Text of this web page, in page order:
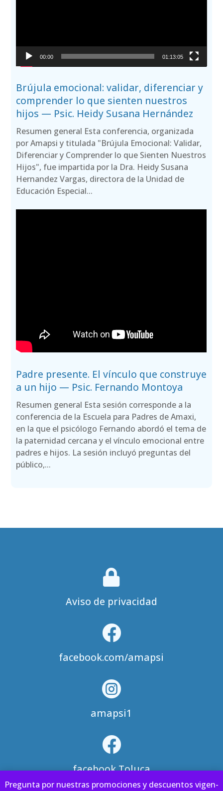
Pre­gun­ta por nues­tras pro­mo­cio­nes y des­cuen­tos vigen­
00:00 01:13:05
Brújula emocional: validar, diferenciar y
comprender lo que sienten nuestros
hijos — Psic. Heidy Susana Hernández
Resumen general Esta conferencia, organizada
por Amapsi y titulada "Brújula Emocional: Validar,
Diferenciar y Comprender lo que Sienten Nuestros
Hijos", fue impartida por la Dra. Heidy Susana
Hernandez Vargas, directora de la Unidad de
Educación Especial...
Padre presente. El vínculo que construye
a un hijo — Psic. Fernando Montoya
Resumen general Esta sesión corresponde a la
conferencia de la Escuela para Padres de Amaxi,
en la que el psicólogo Fernando abordó el tema de
la paternidad cercana y el vínculo emocional entre
padres e hijos. La sesión incluyó preguntas del
público,...

Aviso de privacidad

facebook.com/amapsi

amapsi1

facebook Toluca